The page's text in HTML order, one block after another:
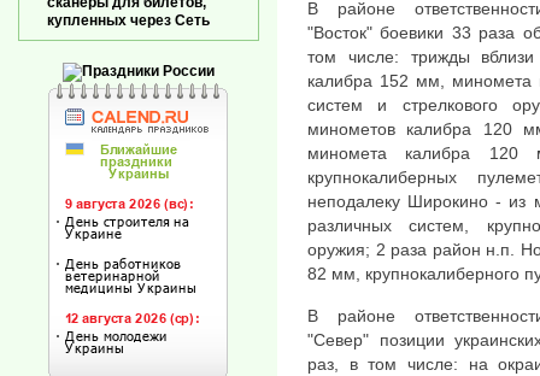
В районе
"Восток" боевики 33 раза
том числе: трижды
калибра 152 мм, миномета
систем и стрелкового
минометов калибра 120
миномета калибра 120
крупнокалиберных
неподалеку Широкино - из
различных систем,
оружия; 2 раза район н.п.
82 мм, крупнокалиберного
В районе
"Север" позиции
раз, в том числе: на
купленных через Сеть